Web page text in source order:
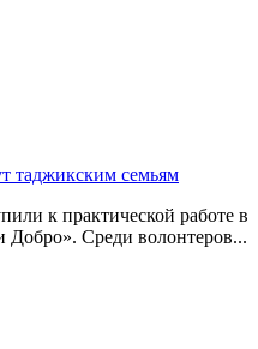
таджикским семьям
к практической работе в
Среди волонтеров...